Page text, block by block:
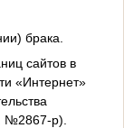
брака.
сайтов в
«Интернет»
№2867-р).